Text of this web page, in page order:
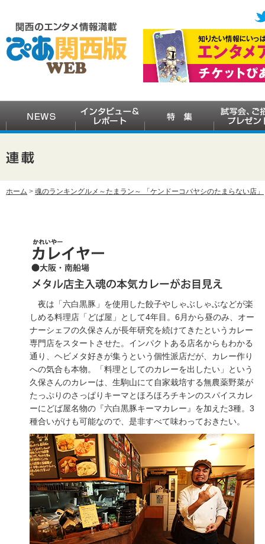
ホーム > 魂のランキングルメ～たまラン～ 「ケンドーコバヤシのたまらない店」
夜は「六白黒豚」を使用した餃子やしゃぶしゃぶなどが楽
しめる料理店「どば屋」として4年目。6月から昼のみ、オー
ナーシェフの久保さんが長年研究を続けてきたというカレー
専門店をスタートさせた。インパクトある店名からもわかる
通り、ヘビメタ好きが集うという個性派店だが、カレー作り
への気合も本物。「料理としてのカレーを出したい」という
久保さんのカレーは、生駒山にて自家栽培する無農薬野菜が
たっぷりのさっぱりキーマとほろほろチキンのスパイスカレ
ーにどば屋名物の『六白黒豚キーマカレー』を加えた3種。3
種合いがけも可能なので、是非すべて味わっておきたい。